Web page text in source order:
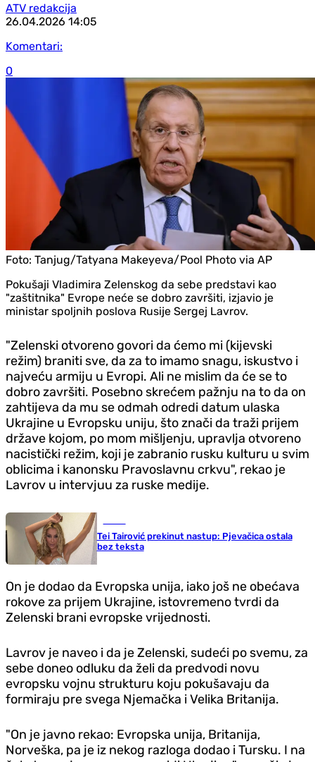
ATV redakcija
26.04.2026 14:05
Komentari:
0
Foto: Tanjug/Tatyana Makeyeva/Pool Photo via AP
Pokušaji Vladimira Zelenskog da sebe predstavi kao
"zaštitnika" Evrope neće se dobro završiti, izjavio je
ministar spoljnih poslova Rusije Sergej Lavrov.
"Zelenski otvoreno govori da ćemo mi (kijevski
režim) braniti sve, da za to imamo snagu, iskustvo i
najveću armiju u Evropi. Ali ne mislim da će se to
dobro završiti. Posebno skrećem pažnju na to da on
zahtijeva da mu se odmah odredi datum ulaska
Ukrajine u Evropsku uniju, što znači da traži prijem
države kojom, po mom mišljenju, upravlja otvoreno
nacistički režim, koji je zabranio rusku kulturu u svim
oblicima i kanonsku Pravoslavnu crkvu", rekao je
Lavrov u intervjuu za ruske medije.
Tei Tairović prekinut nastup: Pjevačica ostala
bez teksta
On je dodao da Evropska unija, iako još ne obećava
rokove za prijem Ukrajine, istovremeno tvrdi da
Zelenski brani evropske vrijednosti.
Lavrov je naveo i da je Zelenski, sudeći po svemu, za
sebe doneo odluku da želi da predvodi novu
evropsku vojnu strukturu koju pokušavaju da
formiraju pre svega Njemačka i Velika Britanija.
"On je javno rekao: Evropska unija, Britanija,
Norveška, pa je iz nekog razloga dodao i Tursku. I na